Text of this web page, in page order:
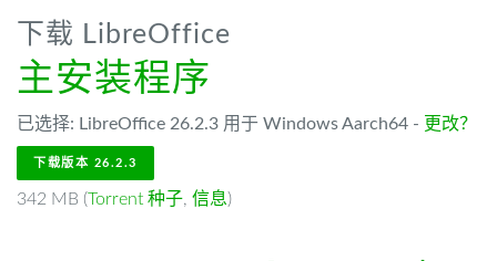
下载 LibreOffice
主安装程序
已选择: LibreOffice 26.2.3 用于 Windows Aarch64 - 更改？
下载版本 26.2.3
342 MB (Torrent 种子, 信息)